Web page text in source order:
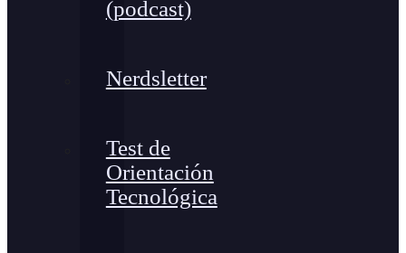
(podcast)
Nerdsletter
Test de
Orientación
Tecnológica